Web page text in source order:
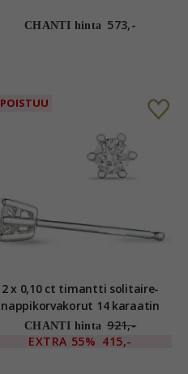
CHANTI hinta 573,-
POISTUU
2 x 0,10 ct timantti solitaire-
nappikorvakorut 14 karaatin
valkokultaa kanssa timantti
CHANTI hinta 921,-
EXTRA 55% 415,-